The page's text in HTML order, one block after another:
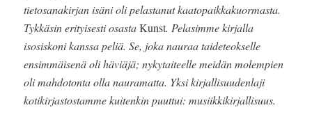
tietosanakirjan isäni oli pelastanut kaatopaikkakuormasta.
Tykkäsin erityisesti osastaKunst. Pelasimme kirjalla
isosiskoni kanssa peliä. Se, joka nauraa taideteokselle
ensimmäisenä oli häviäjä; nykytaiteelle meidän molempien
oli mahdotonta olla nauramatta. Yksi kirjallisuudenlaji
kotikirjastostamme kuitenkin puuttui: musiikkikirjallisuus.